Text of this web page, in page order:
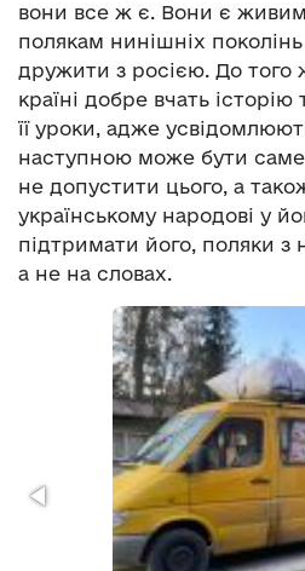
вони все ж є. Вони є
полякам нинішніх
дружити з росією. До того
країні добре вчать історію
її уроки, адже
наступною може бути
не допустити цього, а
українському народові у
підтримати його, поляки з
а не на словах.